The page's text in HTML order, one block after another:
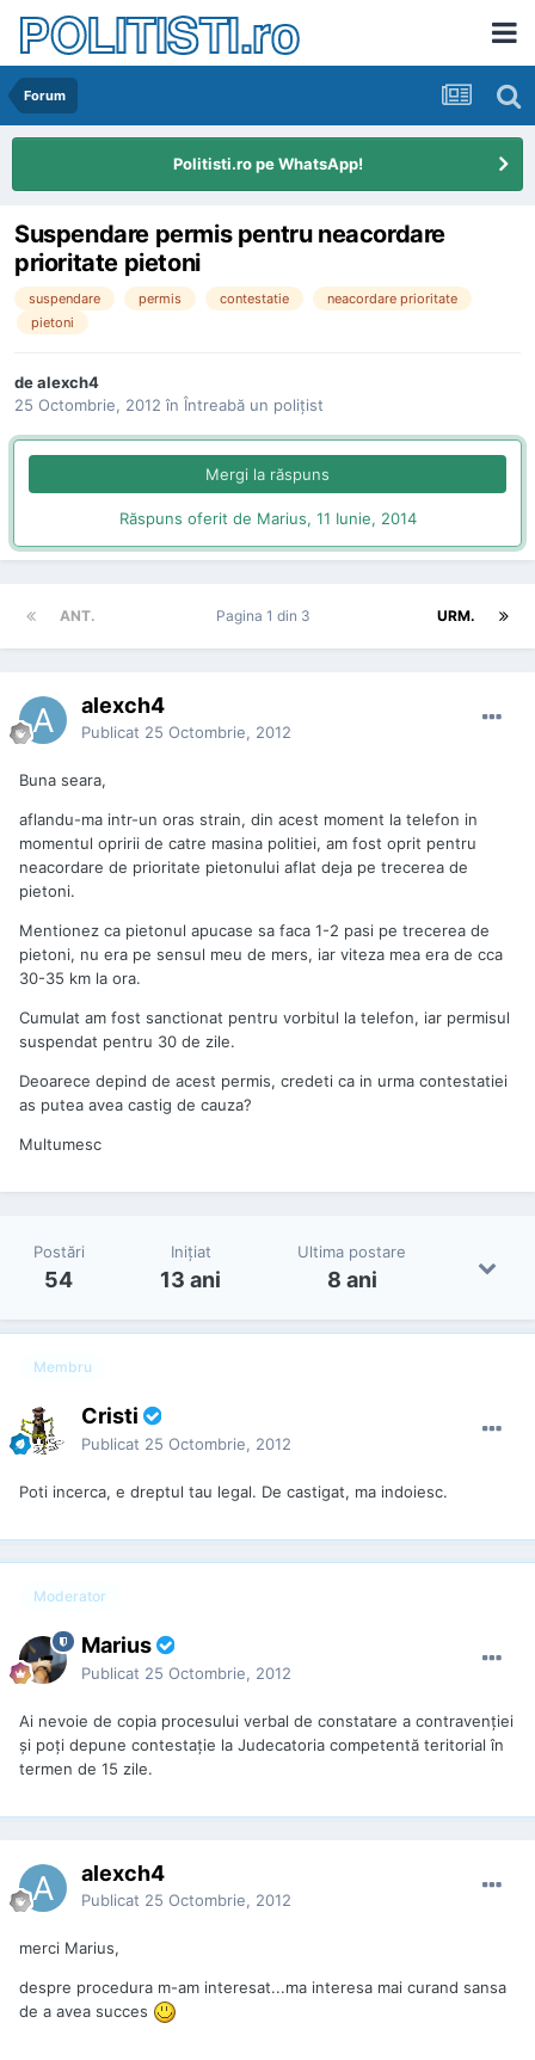
POLITISTI.ro
Forum
Politisti.ro pe WhatsApp!
Suspendare permis pentru neacordare
prioritate pietoni
suspendare permis contestatie
neacordare prioritate
pietoni
dealexch4
25 Octombrie, 2012 în Întreabă un poliţist
Mergi la răspuns
Răspuns oferit de Marius, 11 Iunie, 2014
ANT. URM.
Pagina 1 din 3
alexch4
Publicat 25 Octombrie, 2012
Buna seara,
aflandu-ma intr-un oras strain, din acest moment la telefon in
momentul opririi de catre masina politiei, am fost oprit pentru
neacordare de prioritate pietonului aflat deja pe trecerea de
pietoni.
Mentionez ca pietonul apucase sa faca 1-2 pasi pe trecerea de
pietoni, nu era pe sensul meu de mers, iar viteza mea era de cca
30-35 km la ora.
Cumulat am fost sanctionat pentru vorbitul la telefon, iar permisul
suspendat pentru 30 de zile.
Deoarece depind de acest permis, credeti ca in urma contestatiei
as putea avea castig de cauza?
Multumesc
Postări
54
Iniţiat
13 ani
Ultima postare
8 ani
Membru
Cristi
Publicat 25 Octombrie, 2012
Poti incerca, e dreptul tau legal. De castigat, ma indoiesc.
Moderator
Marius
Publicat 25 Octombrie, 2012
Ai nevoie de copia procesului verbal de constatare a contravenției
și poți depune contestație la Judecatoria competentă teritorial în
termen de 15 zile.
alexch4
Publicat 25 Octombrie, 2012
merci Marius,
despre procedura m-am interesat...ma interesa mai curand sansa
de a avea succes